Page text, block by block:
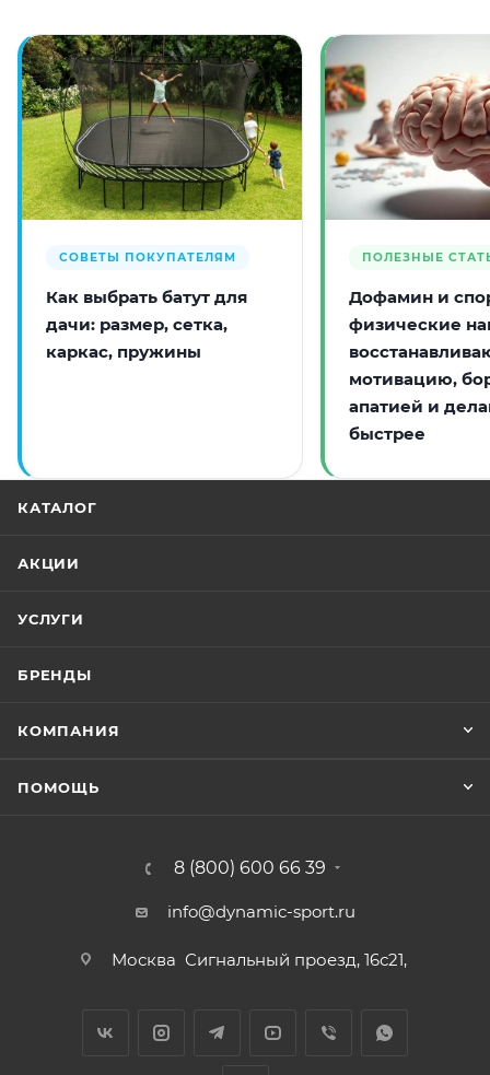
СОВЕТЫ ПОКУПАТЕЛЯМ
Как выбрать батут для
дачи: размер, сетка,
каркас, пружины
ПОЛЕЗНЫЕ
Дофамин и
физические
мотивацию,
апатией и
быстрее
КАТАЛОГ
АКЦИИ
УСЛУГИ
БРЕНДЫ
КОМПАНИЯ
ПОМОЩЬ
8 (800) 600 66 39
info@dynamic-sport.ru
Москва Сигнальный проезд, 16с21,